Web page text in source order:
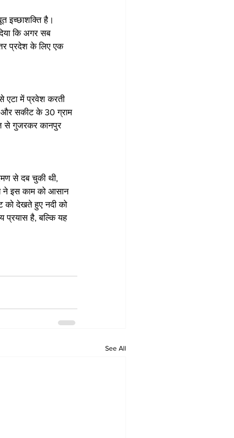
इच्छाशक्ति है।
कि अगर सब
प्रदेश के लिए एक
एटा में प्रवेश करती
और सकीट के 30 ग्राम
से गुजरकर कानपुर
से दब चुकी थी,
ने इस काम को आसान
को देखते हुए नदी को
प्रयास है, बल्कि यह
See All